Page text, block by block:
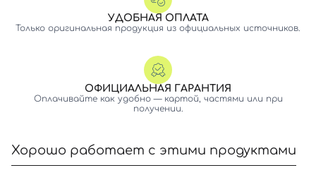
УДОБНАЯ ОПЛАТА
Только оригинальная продукция из официальных источников.
ОФИЦИАЛЬНАЯ ГАРАНТИЯ
Оплачивайте как удобно — картой, частями или при
получении.
Хорошо работает с этими продуктами